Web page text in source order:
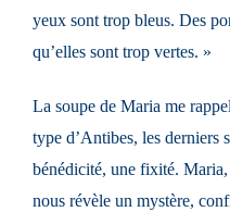
yeux sont trop bleus. Des
qu’elles sont trop vertes. »
La soupe de Maria me
type d’Antibes, les derniers
bénédicité, une fixité.
nous révèle un mystère,